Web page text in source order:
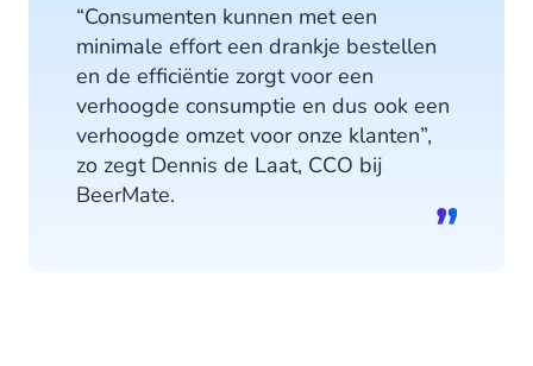
“Consumenten kunnen met een
minimale effort een drankje bestellen
en de efficiëntie zorgt voor een
verhoogde consumptie en dus ook een
verhoogde omzet voor onze klanten”,
zo zegt Dennis de Laat, CCO bij
BeerMate.